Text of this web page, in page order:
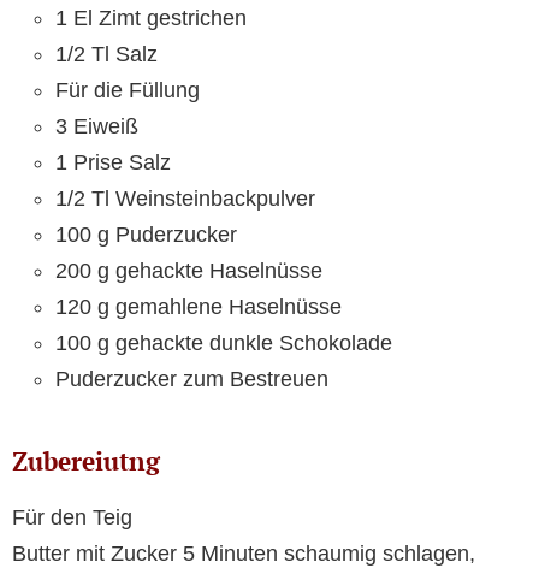
1 El Zimt gestrichen
1/2 Tl Salz
Für die Füllung
3 Eiweiß
1 Prise Salz
1/2 Tl Weinsteinbackpulver
100 g Puderzucker
200 g gehackte Haselnüsse
120 g gemahlene Haselnüsse
100 g gehackte dunkle Schokolade
Puderzucker zum Bestreuen
Zubereiutng
Für den Teig
Butter mit Zucker 5 Minuten schaumig schlagen,